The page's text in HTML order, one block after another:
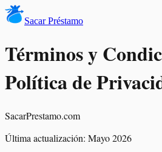
Sacar Préstamo
Términos y
Política de
SacarPrestamo.com
Última actualización: Mayo 2026